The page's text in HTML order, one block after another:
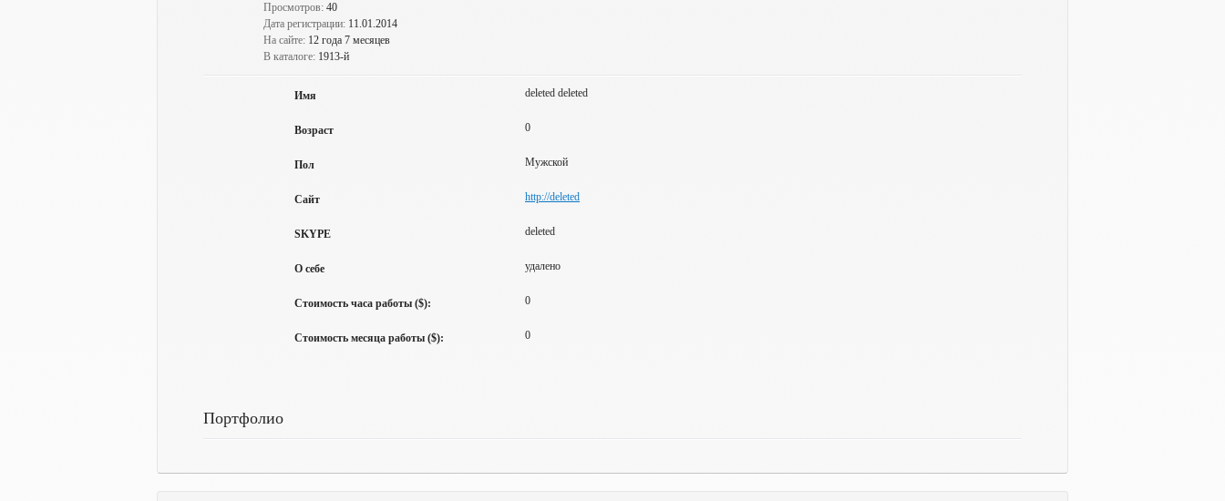
Просмотров: 40
Дата регистрации: 11.01.2014
На сайте: 12 года 7 месяцев
В каталоге: 1913-й
Имя deleted deleted
Возраст 0
Пол Мужской
Сайт http://deleted
SKYPE deleted
О себе удалено
Стоимость часа работы ($): 0
Стоимость месяца работы ($): 0
Портфолио